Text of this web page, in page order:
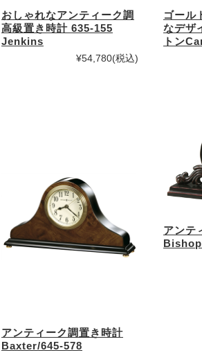
おしゃれなアンティーク調
高級置き時計 635-155
Jenkins
¥54,780(税込)
ゴール
なデザ
トン
アンティーク調置き時計
Baxter/645-578
アンテ